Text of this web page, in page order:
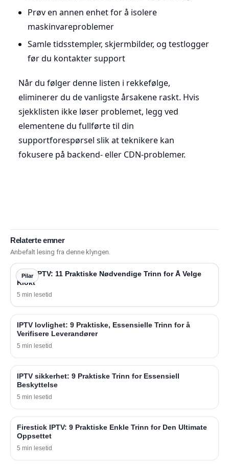
Prøv en annen enhet for å isolere
maskinvareproblemer
Samle tidsstempler, skjermbilder, og testlogger
før du kontakter support
Når du følger denne listen i rekkefølge,
eliminerer du de vanligste årsakene raskt. Hvis
sjekklisten ikke løser problemet, legg ved
elementene du fullførte til din
supportforespørsel slik at teknikere kan
fokusere på backend- eller CDN-problemer.
Relaterte emner
Anbefalt lesing fra denne klyngen.
Pilar
Kjøp IPTV: 11 Praktiske Nødvendige Trinn for Å Velge
Klokt
5 min lesetid
IPTV lovlighet: 9 Praktiske, Essensielle Trinn for å
Verifisere Leverandører
5 min lesetid
IPTV sikkerhet: 9 Praktiske Trinn for Essensiell
Beskyttelse
5 min lesetid
Firestick IPTV: 9 Praktiske Enkle Trinn for Den Ultimate
Oppsettet
5 min lesetid